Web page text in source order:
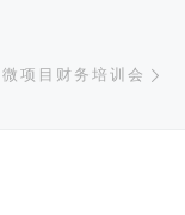
项目财务培训会